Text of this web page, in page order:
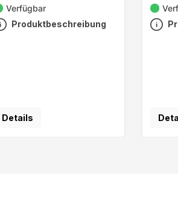
Verfügbar
Produktbeschreibung
Details